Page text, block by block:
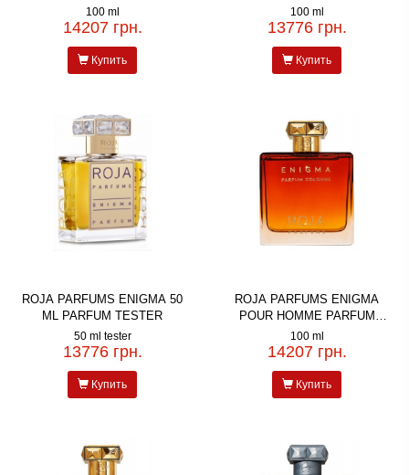
COLOGNE
100 ml
14207 грн.
Купить
100 ml
13776 грн.
Купить
ROJA PARFUMS ENIGMA 50
ML PARFUM TESTER
50 ml tester
13776 грн.
Купить
ROJA PARFUMS ENIGMA
POUR HOMME PARFUM
COLOGNE
100 ml
14207 грн.
Купить